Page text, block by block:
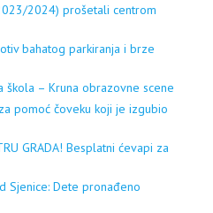
2024) prošetali centrom
bahatog parkiranja i brze
škola – Kruna obrazovne scene
pomoć čoveku koji je izgubio
GRADA! Besplatni ćevapi za
Sjenice: Dete pronađeno